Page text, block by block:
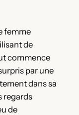
femme
de
commence
par une
dans sa
regards
de